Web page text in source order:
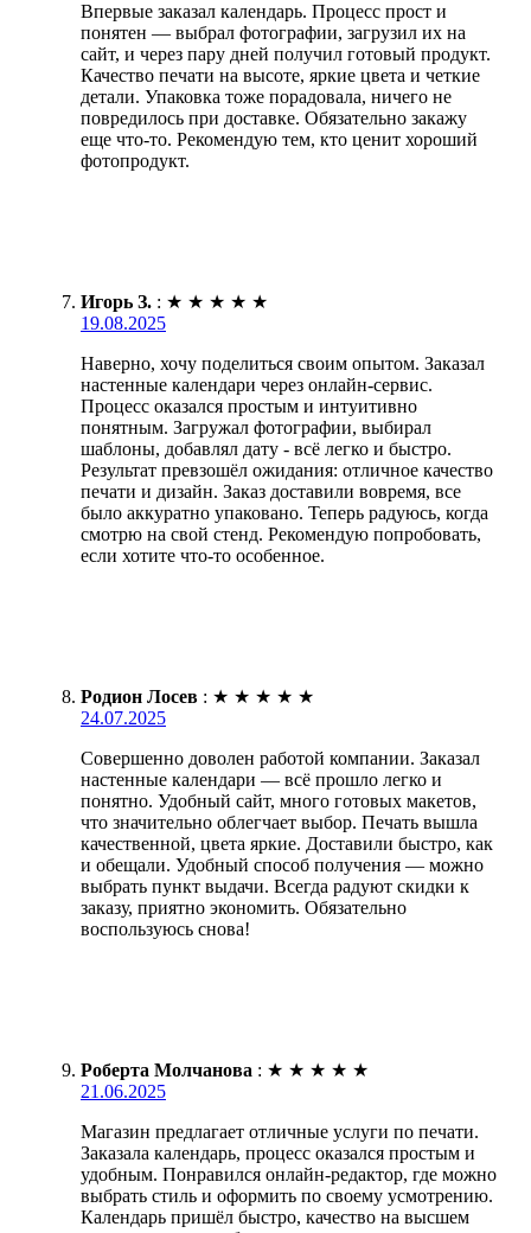
Впервые заказал календарь. Процесс прост и
понятен — выбрал фотографии, загрузил их на
сайт, и через пару дней получил готовый продукт.
Качество печати на высоте, яркие цвета и четкие
детали. Упаковка тоже порадовала, ничего не
повредилось при доставке. Обязательно закажу
еще что-то. Рекомендую тем, кто ценит хороший
фотопродукт.
Игорь З. : ★ ★ ★ ★ ★
19.08.2025
Наверно, хочу поделиться своим опытом. Заказал
настенные календари через онлайн-сервис.
Процесс оказался простым и интуитивно
понятным. Загружал фотографии, выбирал
шаблоны, добавлял дату - всё легко и быстро.
Результат превзошёл ожидания: отличное качество
печати и дизайн. Заказ доставили вовремя, все
было аккуратно упаковано. Теперь радуюсь, когда
смотрю на свой стенд. Рекомендую попробовать,
если хотите что-то особенное.
Родион Лосев : ★ ★ ★ ★ ★
24.07.2025
Совершенно доволен работой компании. Заказал
настенные календари — всё прошло легко и
понятно. Удобный сайт, много готовых макетов,
что значительно облегчает выбор. Печать вышла
качественной, цвета яркие. Доставили быстро, как
и обещали. Удобный способ получения — можно
выбрать пункт выдачи. Всегда радуют скидки к
заказу, приятно экономить. Обязательно
воспользуюсь снова!
Роберта Молчанова : ★ ★ ★ ★ ★
21.06.2025
Магазин предлагает отличные услуги по печати.
Заказала календарь, процесс оказался простым и
удобным. Понравился онлайн-редактор, где можно
выбрать стиль и оформить по своему усмотрению.
Календарь пришёл быстро, качество на высшем